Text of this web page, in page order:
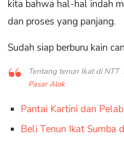
kita bahwa hal-hal indah
dan proses yang panjang.
Sudah siap berburu kain
Tentang tenun Ikat di NTT
Pasar Alok
Pantai Kartini dan
Beli Tenun Ikat Sumba